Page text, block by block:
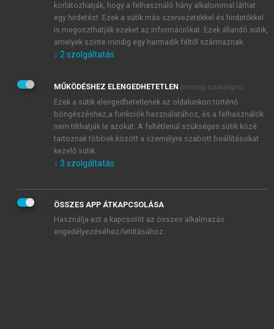
Kérek értesítést a MeRSZ újdonságairól, akcióiról.
Kérek értesítést az Akadémiai Kiadó Zrt. újdonságairól,
Adatkezelési tájékoztatóbanfoglaltakat tudomásul
veszem és elfogadom.
Általános vásárlási feltételeket, valamint a szotar.netés a
mersz.huoldalak licencszerződéseiben foglaltakat
tudomásul veszem és elfogadom.
KIPRÓBÁLOM
korlátozhatják, hogy a felhasználó hány alkalommal láthat
egy hirdetést. Ezek a sütik más szervezetekkel és hirdetőkkel
is megoszthatják ezeket az információkat. Ezek állandó sütik,
amelyek szinte mindig egy harmadik féltől származnak.
↓ 2 szolgáltatás
MŰKÖDÉSHEZ ELENGEDHETETLEN (mindig szükséges)
Ezek a sütik elengedhetetlenek az oldalunkon történő
böngészéshez,a funkciók használatához, és a felhasználók
nem tilthatják le azokat. A feltétlenül szükséges sütik közé
tartoznak többek között a személyre szabott beállításokat
kezelő sütik.
↓ 3 szolgáltatás
ÖSSZES APP ÁTKAPCSOLÁSA
Használja ezt a kapcsolót az összes alkalmazás
engedélyezéséhez/letiltásához.